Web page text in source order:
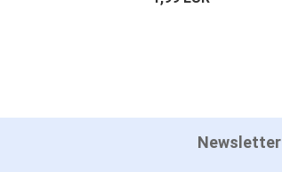
Newsletter